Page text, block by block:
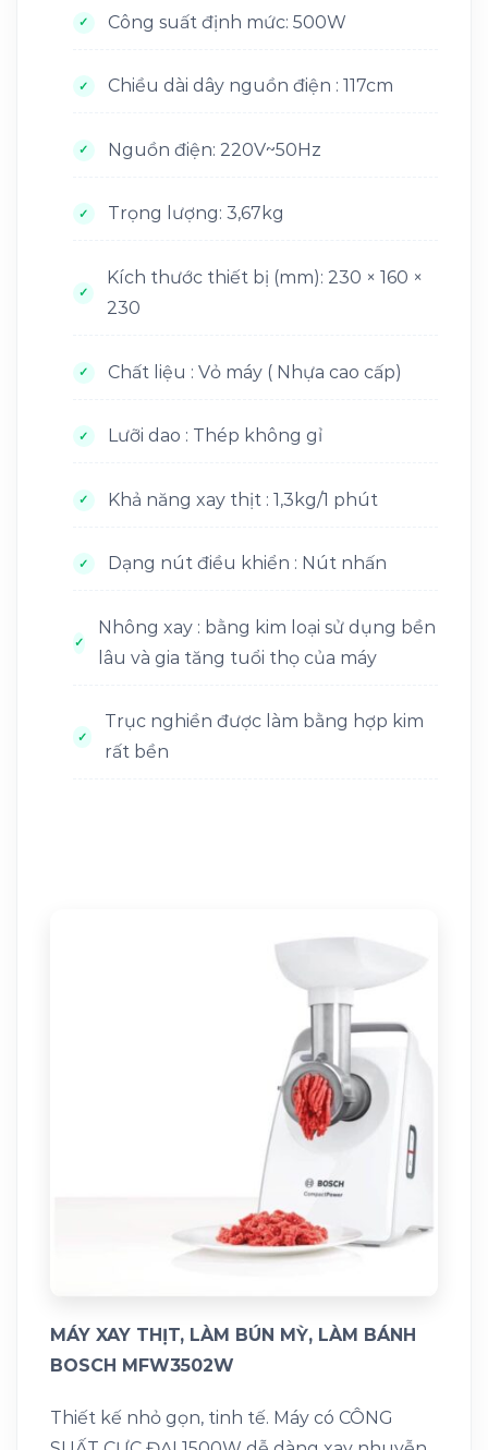
Công suất định mức: 500W
Chiều dài dây nguồn điện : 117cm
Nguồn điện: 220V~50Hz
Trọng lượng: 3,67kg
Kích thước thiết bị (mm): 230 × 160 ×
230
Chất liệu : Vỏ máy ( Nhựa cao cấp)
Lưỡi dao : Thép không gỉ
Khả năng xay thịt : 1,3kg/1 phút
Dạng nút điều khiển : Nút nhấn
Nhông xay : bằng kim loại sử dụng bền
lâu và gia tăng tuổi thọ của máy
Trục nghiền được làm bằng hợp kim
rất bền
MÁY XAY THỊT, LÀM BÚN MỲ, LÀM BÁNH
BOSCH MFW3502W
Thiết kế nhỏ gọn, tinh tế. Máy có CÔNG